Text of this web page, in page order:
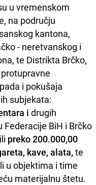
u vremenskom
na području
kantona,
- neretvanskog i
te Distrikta Brčko,
i pokušaja
subjekata:
i drugih
BiH i Brčko
preko 200.000,00
kave, alata, te
u objektima i time
materijalnu štetu.